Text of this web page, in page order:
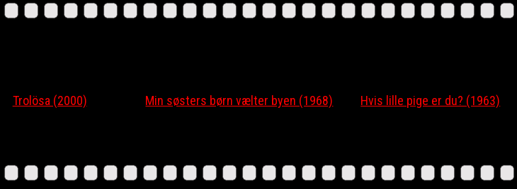
Trolösa (2000) Min søsters børn vælter byen (1968) Hvis lille pige er du? (1963)